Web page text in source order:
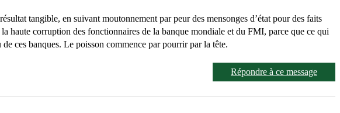
tangible, en suivant moutonnement par peur des mensonges d’état pour des faits
haute corruption des fonctionnaires de la banque mondiale et du FMI, parce que ce qui
ces banques. Le poisson commence par pourrir par la tête.
Répondre à ce message